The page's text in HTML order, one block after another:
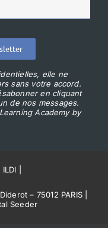
elle ne
sans votre accord.
en cliquant
de nos messages.
Academy by
ILDI
– 75012 PARIS |
Seeder